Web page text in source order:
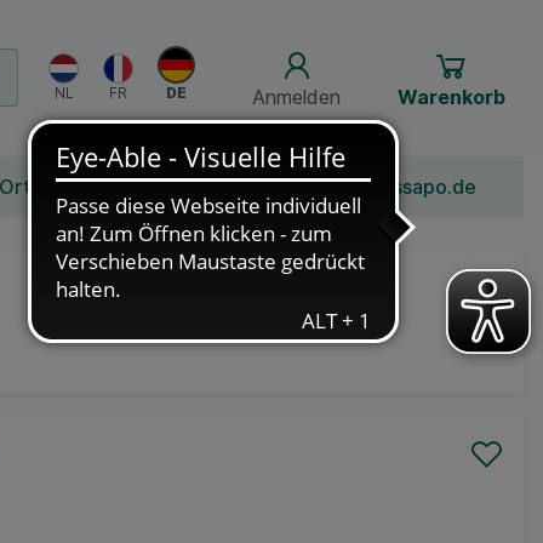
Anmelden Warenkorb
Bonusprogramm Jobs Über Schlossapo.de